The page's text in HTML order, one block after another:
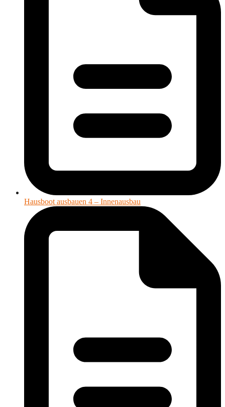
Hausboot ausbauen 4 – Innenausbau